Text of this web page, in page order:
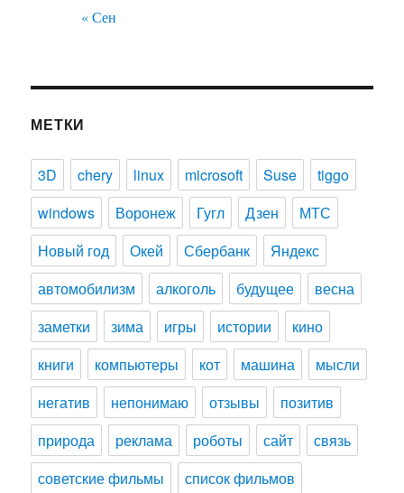
« Сен
МЕТКИ
3D chery linux microsoft Suse
tiggo
windows
Воронеж Гугл Дзен
МТС
Новый год
Окей Сбербанк
Яндекс
автомобилизм
алкоголь будущее
весна
заметки
зима игры истории
кино
книги
компьютеры кот машина
мысли
негатив
непонимаю отзывы
позитив
природа
реклама роботы сайт
связь
советские фильмы
список фильмов